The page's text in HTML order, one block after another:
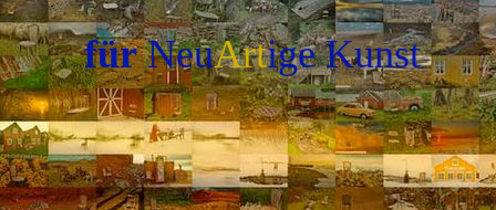
für NeuArtigeKunst